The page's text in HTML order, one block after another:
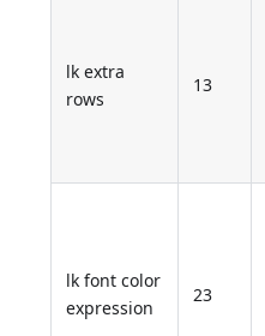
lk extra
rows
13
lk font color
expression
23